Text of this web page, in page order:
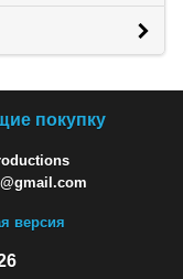
покупку
версия